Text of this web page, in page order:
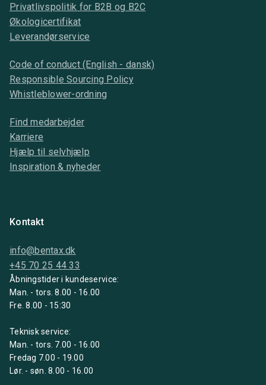
Privatlivspolitik for B2B og B2C
Økologicertifikat
Leverandørservice
Code of conduct (English - dansk)
Responsible Sourcing Policy
Whistleblower-ordning
Find medarbejder
Karriere
Hjælp til selvhjælp
Inspiration & nyheder
Kontakt
info@bentax.dk
+45 70 25 44 33
Åbningstider i kundeservice:
Man. - tors. 8.00 - 16.00
Fre. 8.00 - 15:30
Teknisk service:
Man. - tors. 7.00 - 16.00
Fredag 7.00 - 19.00
Lør. - søn. 8.00 - 16.00